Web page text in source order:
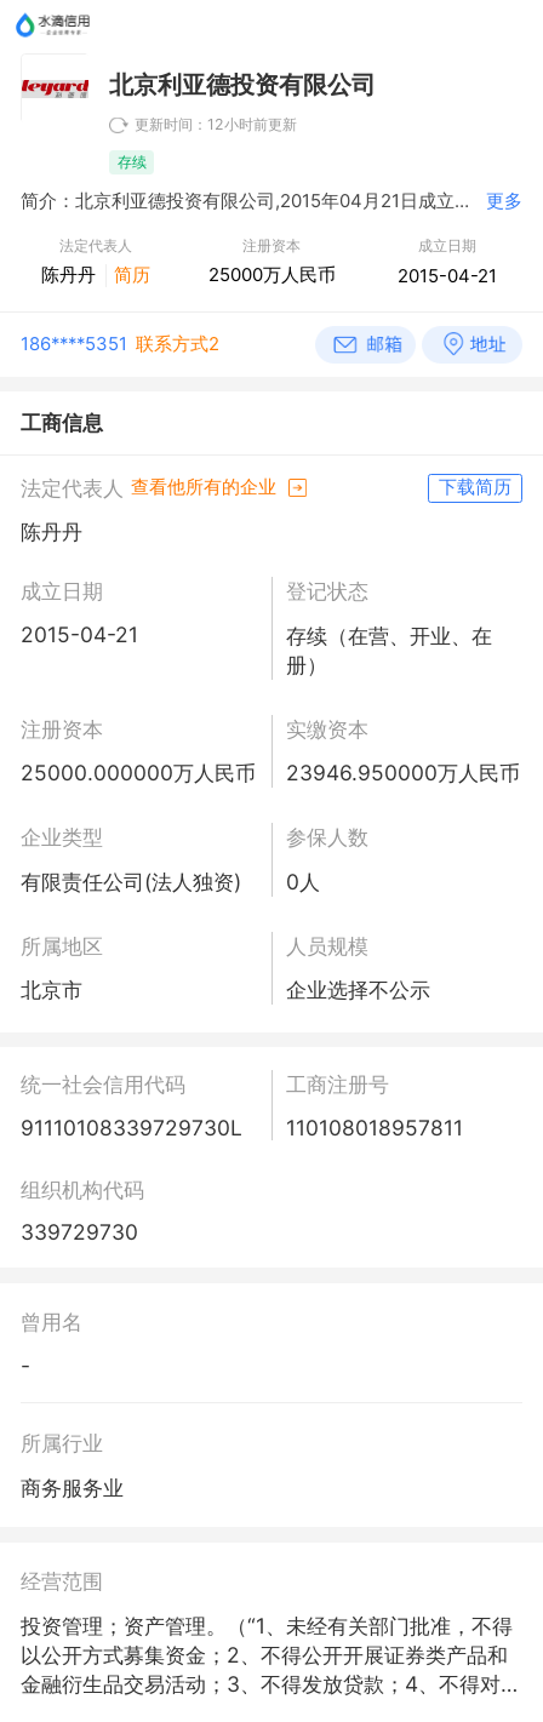
北京利亚德投资有限公司
更新时间：12小时前更新
存续
简介：北京利亚德投资有限公司,2015年04月21日成立，经营范围包括投资管理；资产管理。（“1、未经有关部门批准，不得以公开方式募集资金；2、不得公开开展证券类产品和金融衍生品交易活动；3、不得发放贷款；4、不得对所投资企业以外的其他企业提供担保；5、不得向投资者承诺投资本金不受损失或者承诺最低收益”；企业依法自主选择经营项目，开展经营活动；依法须经批准的项目，经相关部门批准后依批准的内容开展经营活动；不得从事本市产业政策禁止和限制类项目的经营活动。） 更多
法定代表人
陈丹丹 简历
注册资本
25000万人民币
成立日期
2015-04-21
186****5351 联系方式2
工商信息
法定代表人 查看他所有的企业 下载简历
陈丹丹
成立日期
2015-04-21
登记状态
存续（在营、开业、在
册）
注册资本
25000.000000万人民币
实缴资本
23946.950000万人民币
企业类型
有限责任公司(法人独资)
参保人数
0人
所属地区
北京市
人员规模
企业选择不公示
统一社会信用代码
91110108339729730L
工商注册号
110108018957811
组织机构代码
339729730
曾用名
-
所属行业
商务服务业
经营范围
投资管理；资产管理。（“1、未经有关部门批准，不得
以公开方式募集资金；2、不得公开开展证券类产品和
金融衍生品交易活动；3、不得发放贷款；4、不得对所